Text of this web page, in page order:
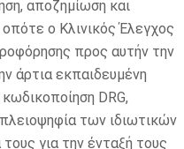
αποζημίωση και
ο Κλινικός Έλεγχος
προς αυτήν την
άρτια εκπαιδευμένη
DRG,
των ιδιωτικών
για την ένταξή τους